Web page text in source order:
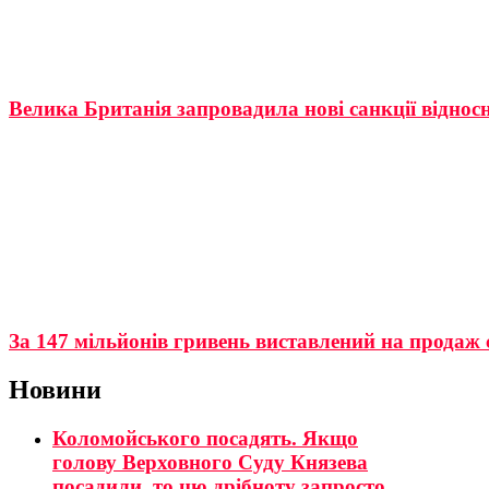
Велика Британія запровадила нові санкції
За 147 мільйонів гривень виставлений на
Новини
Коломойського посадять. Якщо
голову Верховного Суду Князева